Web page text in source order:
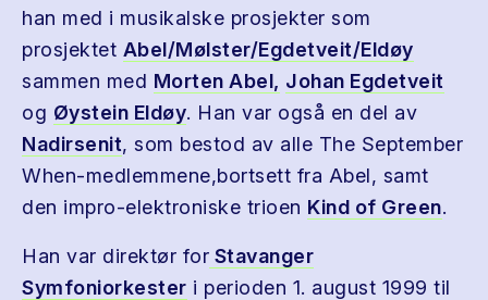
han med i musikalske prosjekter som
prosjektet Abel/Mølster/Egdetveit/Eldøy
sammen med Morten Abel, Johan Egdetveit
og Øystein Eldøy. Han var også en del av
Nadirsenit, som bestod av alle The September
When-medlemmene,bortsett fra Abel, samt
den impro-elektroniske trioen Kind of Green.
Han var direktør for Stavanger
Symfoniorkester i perioden 1. august 1999 til